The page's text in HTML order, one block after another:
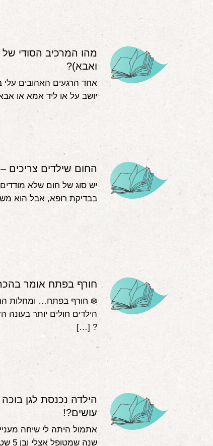
מהו המרכיב הסודי של
ואבא)?
אחד הרגעים האהובים עלי
יושב על או ליד אמא או
החום שילדים
יש סוג של חום שלא
בבדיקת רופא, אבל הוא
חורף בפתח אומר
❄️ חורף בפתח… ומחלות
הילדים חולים יותר
? […]
הילדה נכנסת לגן
עושים?!
אתמול היתה לי שיחה
שנה שמטופל אצלי ובן 5 שטופל בעבר. דיברנו על […]